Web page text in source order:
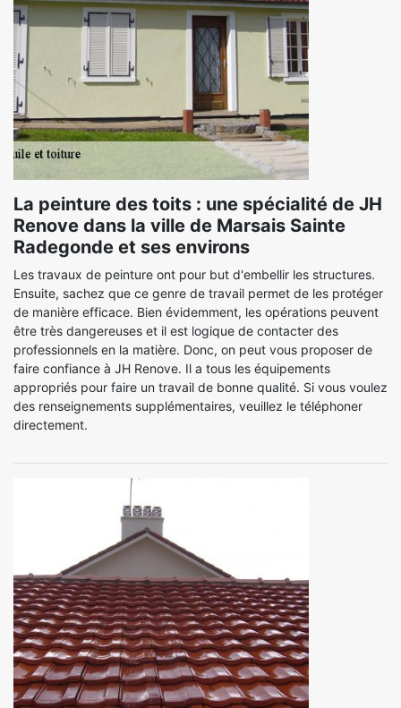
La peinture des toits : une spécialité de JH
Renove dans la ville de Marsais Sainte
Radegonde et ses environs
Les travaux de peinture ont pour but d'embellir les structures.
Ensuite, sachez que ce genre de travail permet de les protéger
de manière efficace. Bien évidemment, les opérations peuvent
être très dangereuses et il est logique de contacter des
professionnels en la matière. Donc, on peut vous proposer de
faire confiance à JH Renove. Il a tous les équipements
appropriés pour faire un travail de bonne qualité. Si vous voulez
des renseignements supplémentaires, veuillez le téléphoner
directement.